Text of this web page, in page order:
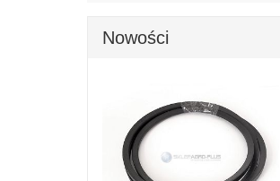
Nowości